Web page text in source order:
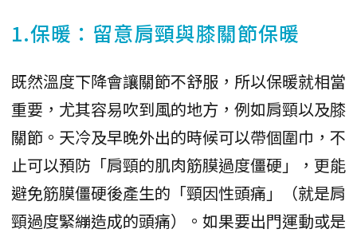
1.保暖：留意肩頸與膝關節保暖
既然溫度下降會讓關節不舒服，所以保暖就相當
重要，尤其容易吹到風的地方，例如肩頸以及膝
關節。天冷及早晚外出的時候可以帶個圍巾，不
止可以預防「肩頸的肌肉筋膜過度僵硬」，更能
避免筋膜僵硬後產生的「頸因性頭痛」（就是肩
頸過度緊繃造成的頭痛）。如果要出門運動或是